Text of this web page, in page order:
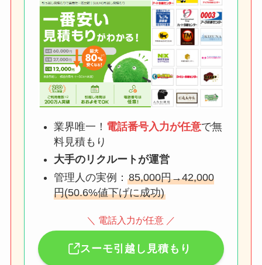
業界唯一！ 電話番号入力が任意で無
料見積もり
大手のリクルートが運営
管理人の実例： 85,000円→42,000
円(50.6%値下げに成功)
＼ 電話入力が任意 ／
スーモ引越し見積もり